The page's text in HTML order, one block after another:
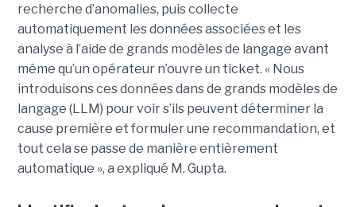
recherche d’anomalies, puis collecte
automatiquement les données associées et les
analyse à l’aide de grands modèles de langage avant
même qu’un opérateur n’ouvre un ticket. « Nous
introduisons ces données dans de grands modèles de
langage (LLM) pour voir s’ils peuvent déterminer la
cause première et formuler une recommandation, et
tout cela se passe de manière entièrement
automatique », a expliqué M. Gupta.